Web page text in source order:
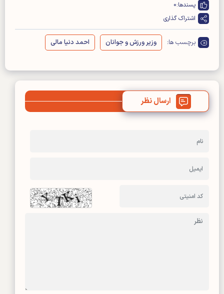
پسندها:0
اشتراک گذاری
برچسب ها: وزیر ورزش و جوانان احمد دنیا مالی
ارسال نظر